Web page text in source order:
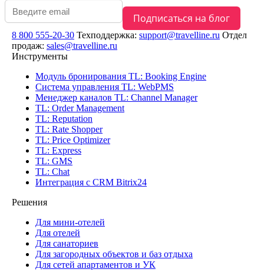
8 800 555-20-30 Техподдержка: support@travelline.ru Отдел
продаж: sales@travelline.ru
Инструменты
Модуль бронирования TL: Booking Engine
Система управления TL: WebPMS
Менеджер каналов TL: Channel Manager
TL: Order Management
TL: Reputation
TL: Rate Shopper
TL: Price Optimizer
TL: Express
TL: GMS
TL: Chat
Интеграция с CRM Bitrix24
Решения
Для мини-отелей
Для отелей
Для санаториев
Для загородных объектов и баз отдыха
Для сетей апартаментов и УК